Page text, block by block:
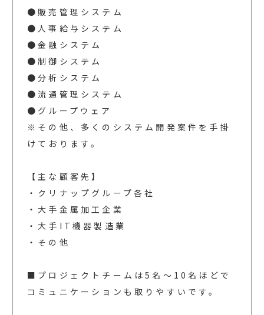
●販売管理システム
●人事給与システム
●金融システム
●制御システム
●分析システム
●流通管理システム
●グループウェア
※その他、多くのシステム開発案件を手掛
けております。
【主な顧客先】
・クリナップグループ各社
・大手金属加工企業
・大手IT機器製造業
・その他
■プロジェクトチームは5名～10名ほどで
コミュニケーションも取りやすいです。